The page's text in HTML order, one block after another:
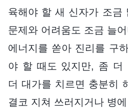
육해야 할 새 신자가 조금
문제와 어려움도 조금 늘
에너지를 쏟아 진리를 구
야 할 때도 있지만, 좀 더
더 대가를 치르면 충분히
결코 지쳐 쓰러지거나 병